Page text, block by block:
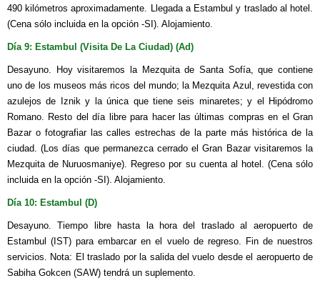
490 kilómetros aproximadamente. Llegada a Estambul y traslado al hotel.
(Cena sólo incluida en la opción -SI). Alojamiento.
Día 9: Estambul (Visita De La Ciudad) (Ad)
Desayuno. Hoy visitaremos la Mezquita de Santa Sofía, que contiene
uno de los museos más ricos del mundo; la Mezquita Azul, revestida con
azulejos de Iznik y la única que tiene seis minaretes; y el Hipódromo
Romano. Resto del día libre para hacer las últimas compras en el Gran
Bazar o fotografiar las calles estrechas de la parte más histórica de la
ciudad. (Los días que permanezca cerrado el Gran Bazar visitaremos la
Mezquita de Nuruosmaniye). Regreso por su cuenta al hotel. (Cena sólo
incluida en la opción -SI). Alojamiento.
Día 10: Estambul (D)
Desayuno. Tiempo libre hasta la hora del traslado al aeropuerto de
Estambul (IST) para embarcar en el vuelo de regreso. Fin de nuestros
servicios. Nota: El traslado por la salida del vuelo desde el aeropuerto de
Sabiha Gokcen (SAW) tendrá un suplemento.